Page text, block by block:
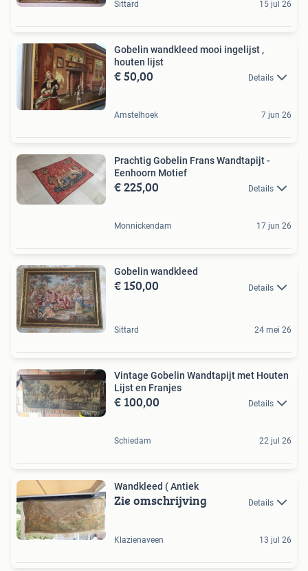
Sittard 15 jul 26
Gobelin wandkleed mooi ingelijst ,
houten lijst
€ 50,00 Details
Amstelhoek 7 jun 26
Prachtig Gobelin Frans Wandtapijt -
Eenhoorn Motief
€ 225,00 Details
Monnickendam 17 jun 26
Gobelin wandkleed
€ 150,00 Details
Sittard 24 mei 26
Vintage Gobelin Wandtapijt met Houten
Lijst en Franjes
€ 100,00 Details
Schiedam 22 jul 26
Wandkleed ( Antiek
Zie omschrijving Details
Klazienaveen 13 jul 26